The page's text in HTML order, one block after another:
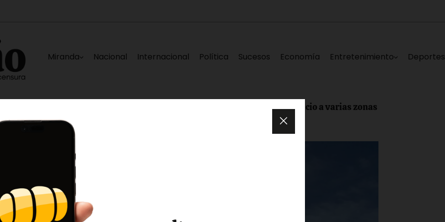
Miranda Nacional Internacional Política Sucesos Economía Entretenimiento Deportes
en La Guaira Nueva falla eléctrica deja sin servicio a varias zonas de Los Teques este sábado